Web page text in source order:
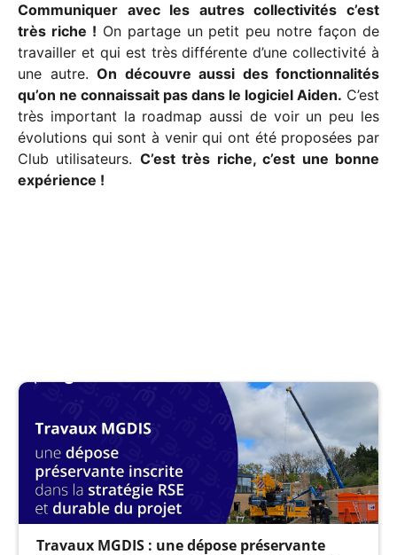
Communiquer avec les autres collectivités c’est
très riche ! On partage un petit peu notre façon de
travailler et qui est très différente d’une collectivité à
une autre. On découvre aussi des fonctionnalités
qu’on ne connaissait pas dans le logiciel Aiden. C’est
très important la roadmap aussi de voir un peu les
évolutions qui sont à venir qui ont été proposées par
Club utilisateurs. C’est très riche, c’est une bonne
expérience !
Travaux MGDIS : une dépose préservante